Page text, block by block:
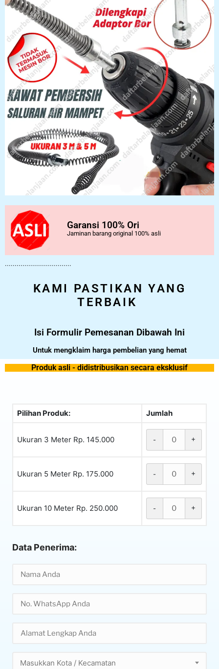
Garansi 100% Ori
Jaminan barang original 100% asli
..................................
KAMI PASTIKAN YANG
TERBAIK
Isi Formulir Pemesanan Dibawah Ini
Untuk mengklaim harga pembelian yang hemat
Produk asli - didistribusikan secara eksklusif
Pilihan Produk: Jumlah
Ukuran 3 Meter Rp. 145.000 - +
Ukuran 5 Meter Rp. 175.000 - +
Ukuran 10 Meter Rp. 250.000 - +
Data Penerima:
Masukkan Kota / Kecamatan